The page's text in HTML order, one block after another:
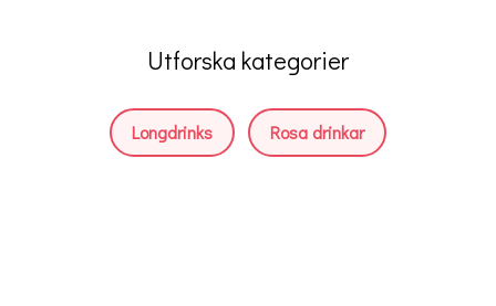
Utforska kategorier
Longdrinks Rosa drinkar